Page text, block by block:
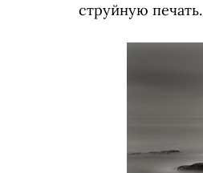
струйную печать.